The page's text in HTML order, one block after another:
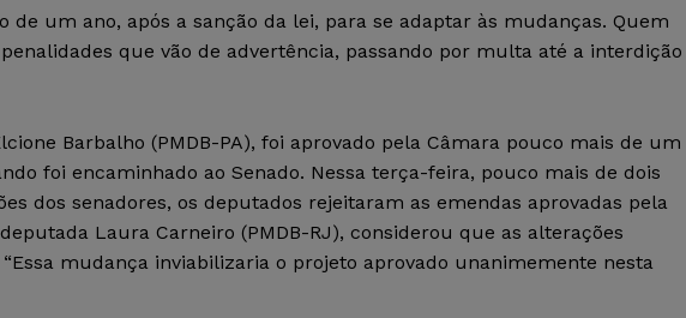
de um ano, após a sanção da lei, para se adaptar às mudanças. Quem
que vão de advertência, passando por multa até a interdição
Barbalho (PMDB-PA), foi aprovado pela Câmara pouco mais de um
foi encaminhado ao Senado. Nessa terça-feira, pouco mais de dois
dos senadores, os deputados rejeitaram as emendas aprovadas pela
Laura Carneiro (PMDB-RJ), considerou que as alterações
mudança inviabilizaria o projeto aprovado unanimemente nesta